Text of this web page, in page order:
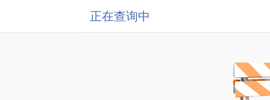
正在查询中